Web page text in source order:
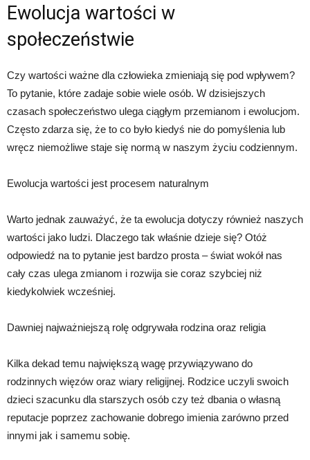
Ewolucja wartości w
społeczeństwie
Czy wartości ważne dla człowieka zmieniają się pod wpływem?
To pytanie, które zadaje sobie wiele osób. W dzisiejszych
czasach społeczeństwo ulega ciągłym przemianom i ewolucjom.
Często zdarza się, że to co było kiedyś nie do pomyślenia lub
wręcz niemożliwe staje się normą w naszym życiu codziennym.
Ewolucja wartości jest procesem naturalnym
Warto jednak zauważyć, że ta ewolucja dotyczy również naszych
wartości jako ludzi. Dlaczego tak właśnie dzieje się? Otóż
odpowiedź na to pytanie jest bardzo prosta – świat wokół nas
cały czas ulega zmianom i rozwija sie coraz szybciej niż
kiedykolwiek wcześniej.
Dawniej najważniejszą rolę odgrywała rodzina oraz religia
Kilka dekad temu największą wagę przywiązywano do
rodzinnych więzów oraz wiary religijnej. Rodzice uczyli swoich
dzieci szacunku dla starszych osób czy też dbania o własną
reputacje poprzez zachowanie dobrego imienia zarówno przed
innymi jak i samemu sobię.